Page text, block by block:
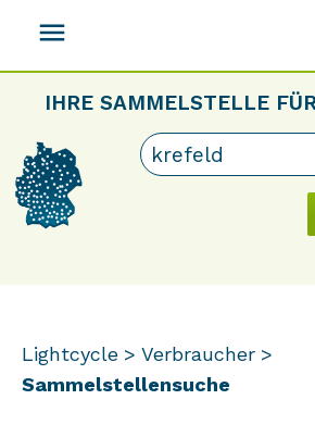
menu
IHRE SAMMELSTELLE
Lightcycle
Verbraucher
Sammelstellensuche